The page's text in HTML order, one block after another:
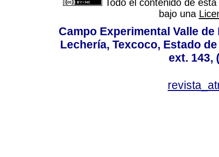
Todo el contenido de
bajo una
Campo Experimental Valle
Lechería, Texcoco, Estado
ext. 143,